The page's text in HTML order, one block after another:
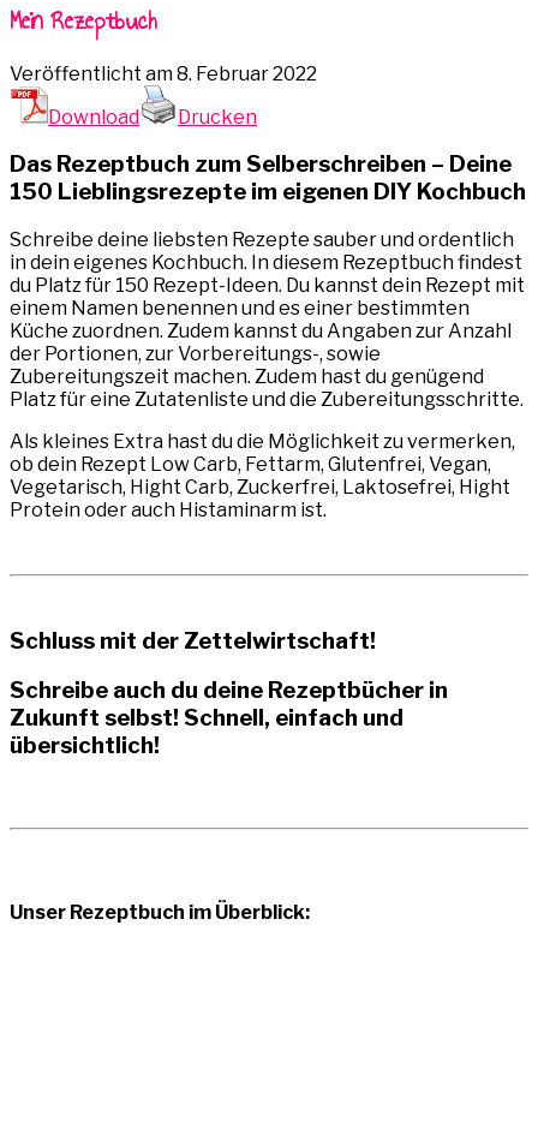
Mein Rezeptbuch
Veröffentlicht am8. Februar 2022
Download
Drucken
Das Rezeptbuch zum Selberschreiben – Deine
150 Lieblingsrezepte im eigenen DIY Kochbuch
Schreibe deine liebsten Rezepte sauber und ordentlich
in dein eigenes Kochbuch. In diesem Rezeptbuch findest
du Platz für 150 Rezept-Ideen. Du kannst dein Rezept mit
einem Namen benennen und es einer bestimmten
Küche zuordnen. Zudem kannst du Angaben zur Anzahl
der Portionen, zur Vorbereitungs-, sowie
Zubereitungszeit machen. Zudem hast du genügend
Platz für eine Zutatenliste und die Zubereitungsschritte.
Als kleines Extra hast du die Möglichkeit zu vermerken,
ob dein Rezept Low Carb, Fettarm, Glutenfrei, Vegan,
Vegetarisch, Hight Carb, Zuckerfrei, Laktosefrei, Hight
Protein oder auch Histaminarm ist.
Schluss mit der Zettelwirtschaft!
Schreibe auch du deine Rezeptbücher in
Zukunft selbst! Schnell, einfach und
übersichtlich!
Unser Rezeptbuch im Überblick: